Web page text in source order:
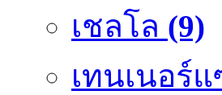
เชลโล (9)
เทนเนอร์